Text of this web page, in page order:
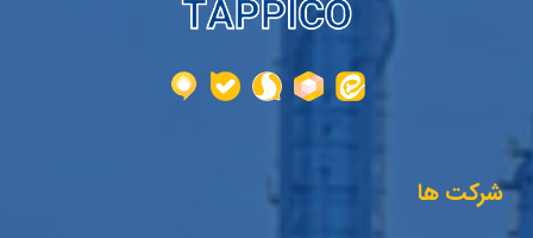
شرکت ها